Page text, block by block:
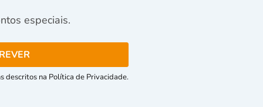
especiais.
descritos na Política de Privacidade.